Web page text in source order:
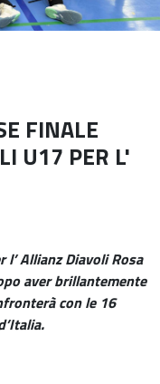
FINALE
U17 PER L'
Allianz Diavoli Rosa
aver brillantemente
con le 16